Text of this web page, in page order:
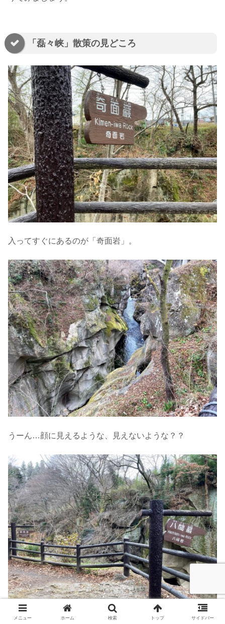
「磊々峡」散策の見どころ
入ってすぐにあるのが「奇面岩」。
うーん…顔に見えるような、見えないような？？
メニュー ホーム 検索 トップ サイドバー